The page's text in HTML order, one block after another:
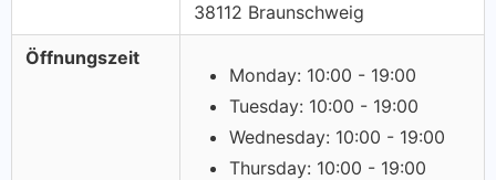
38112 Braunschweig
Öffnungszeit
Monday: 10:00 - 19:00
Tuesday: 10:00 - 19:00
Wednesday: 10:00 - 19:00
Thursday: 10:00 - 19:00